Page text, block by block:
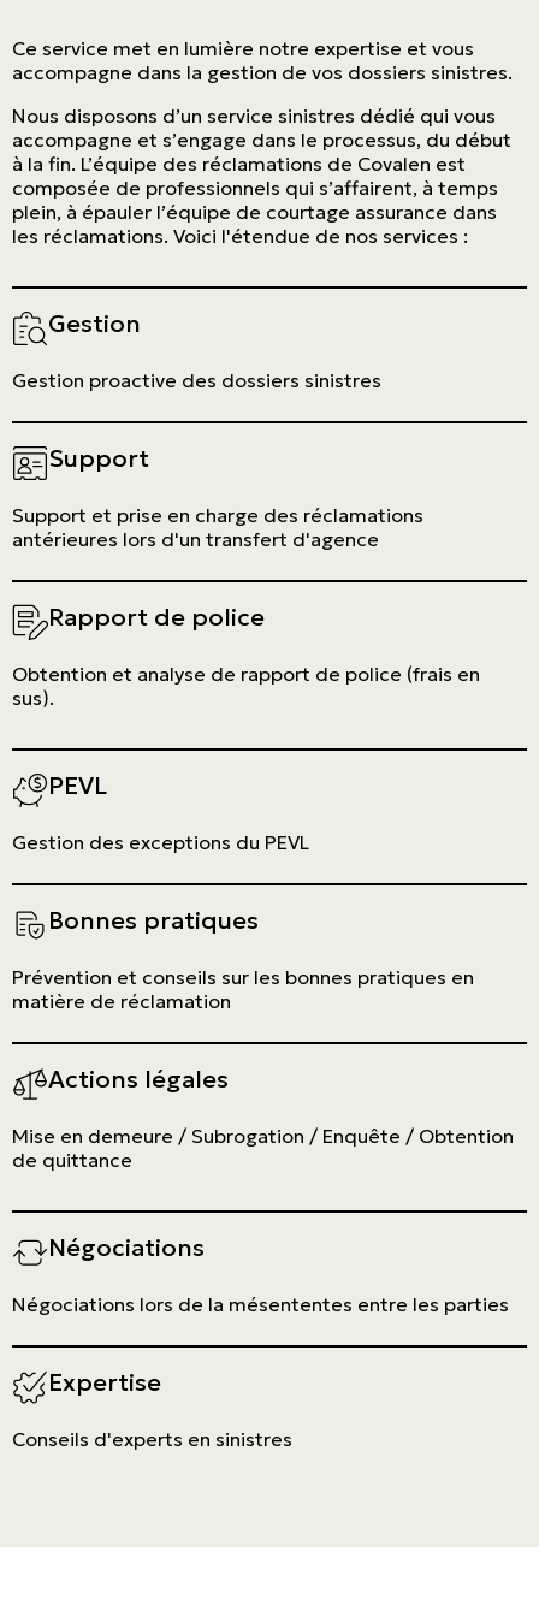
Ce service met en lumière notre expertise et vous
accompagne dans la gestion de vos dossiers sinistres.
Nous disposons d’un service sinistres dédié qui vous
accompagne et s’engage dans le processus, du début
à la fin. L’équipe des réclamations de Covalen est
composée de professionnels qui s’affairent, à temps
plein, à épauler l’équipe de courtage assurance dans
les réclamations. Voici l'étendue de nos services :
Gestion
Gestion proactive des dossiers sinistres
Support
Support et prise en charge des réclamations
antérieures lors d'un transfert d'agence
Rapport de police
Obtention et analyse de rapport de police (frais en
sus).
PEVL
Gestion des exceptions du PEVL
Bonnes pratiques
Prévention et conseils sur les bonnes pratiques en
matière de réclamation
Actions légales
Mise en demeure / Subrogation / Enquête / Obtention
de quittance
Négociations
Négociations lors de la mésententes entre les parties
Expertise
Conseils d'experts en sinistres